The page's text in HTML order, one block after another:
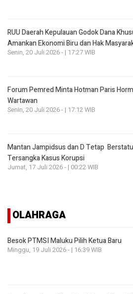
RUU Daerah Kepulauan Godok Dana
Amankan Ekonomi Biru dan Hak
Senin, 20 Juli 2026 - | 17:27 WIB
Forum Pemred Minta Hotman Paris
Wartawan
Senin, 20 Juli 2026 - | 17:12 WIB
Mantan Jampidsus dan D Tetap
Tersangka Kasus Korupsi
Jumat, 17 Juli 2026 - | 00:22 WIB
OLAHRAGA
Besok PTMSI Maluku Pilih Ketua Baru
Minggu, 19 Juli 2026 - | 16:39 WIB